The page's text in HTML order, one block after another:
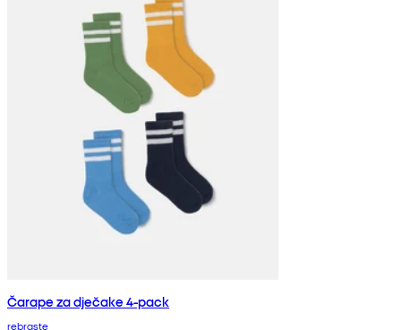
Čarape za dječake 4-pack
rebraste